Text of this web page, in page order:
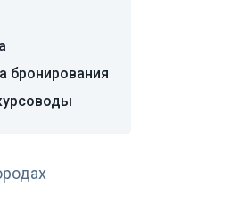
бронирования